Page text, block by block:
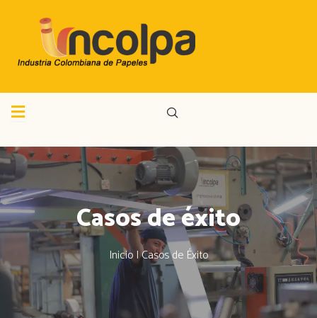
Casos de éxito
Inicio | Casos de Éxito